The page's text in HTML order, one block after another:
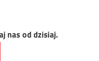
nas od dzisiaj.